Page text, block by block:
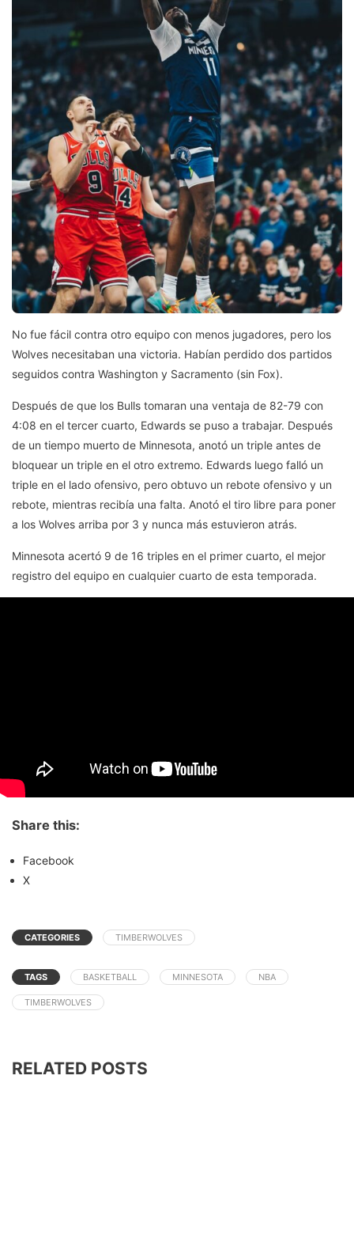
No fue fácil contra otro equipo con menos jugadores, pero los
Wolves necesitaban una victoria. Habían perdido dos partidos
seguidos contra Washington y Sacramento (sin Fox).
Después de que los Bulls tomaran una ventaja de 82-79 con
4:08 en el tercer cuarto, Edwards se puso a trabajar. Después
de un tiempo muerto de Minnesota, anotó un triple antes de
bloquear un triple en el otro extremo. Edwards luego falló un
triple en el lado ofensivo, pero obtuvo un rebote ofensivo y un
rebote, mientras recibía una falta. Anotó el tiro libre para poner
a los Wolves arriba por 3 y nunca más estuvieron atrás.
Minnesota acertó 9 de 16 triples en el primer cuarto, el mejor
registro del equipo en cualquier cuarto de esta temporada.
Share this:
Facebook
X
CATEGORIES TIMBERWOLVES
TAGS BASKETBALL MINNESOTA NBA
TIMBERWOLVES
RELATED POSTS